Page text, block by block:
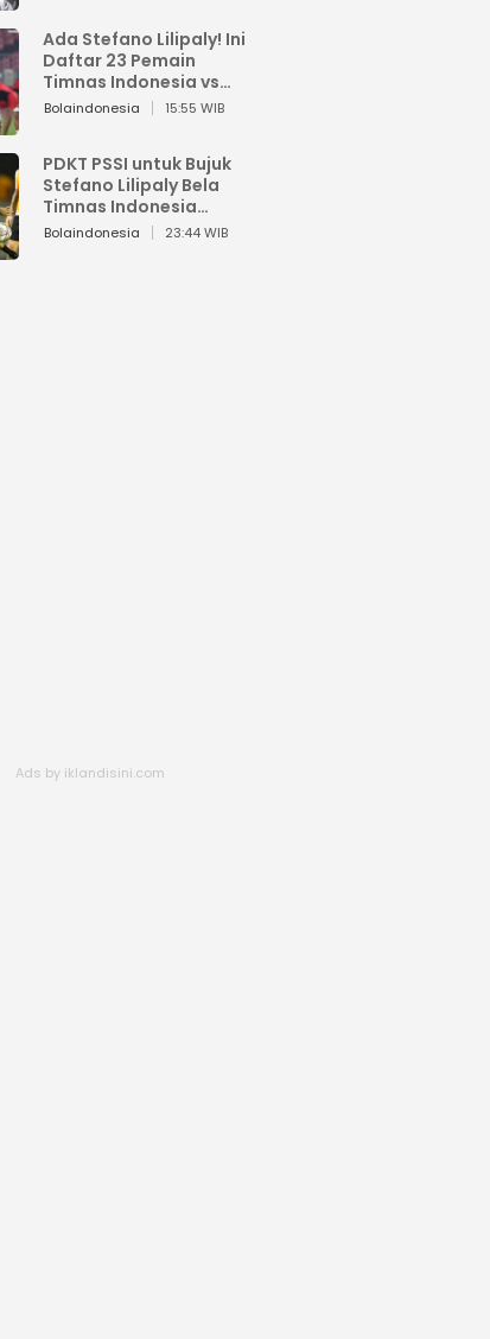
Ada Stefano Lilipaly! Ini
Daftar 23 Pemain
Timnas Indonesia vs
China
Bolaindonesia 15:55 WIB
PDKT PSSI untuk Bujuk
Stefano Lilipaly Bela
Timnas Indonesia
Berakhir Berantakan
Bolaindonesia 23:44 WIB